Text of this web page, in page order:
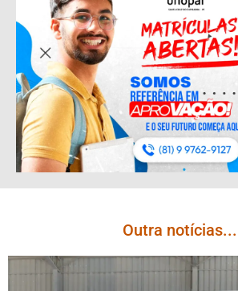
Outra notícias...